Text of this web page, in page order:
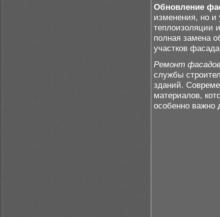
Обновление
изменения, но и
теплоизоляции
полная замена
участков
Ремонт
службы
зданий.
материалов,
особенно важно